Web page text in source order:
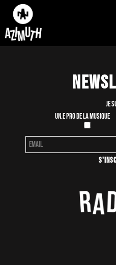
Je
Un.e pro de la musique